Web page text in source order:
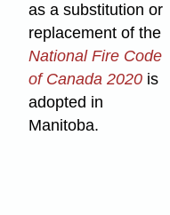
as a substitution or
replacement of the
National Fire Code
of Canada 2020 is
adopted in
Manitoba.